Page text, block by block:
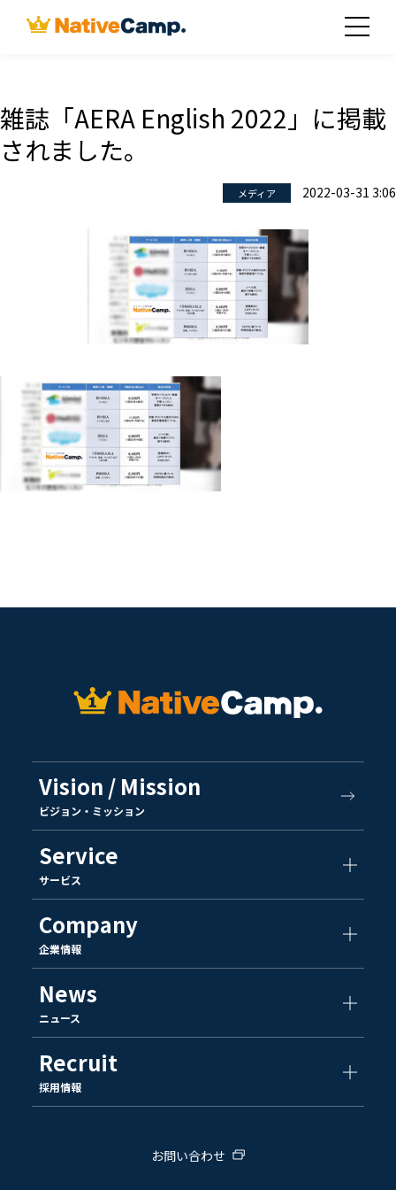
雑誌「AERA English 2022」に掲載
されました。
メディア 2022-03-31 3:06
Vision / Mission
ビジョン・ミッション
Service
サービス
Company
企業情報
News
ニュース
Recruit
採用情報
お問い合わせ